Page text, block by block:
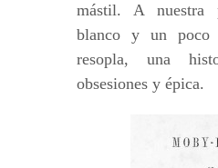
mástil. A nuestra
blanco y un
resopla, una
obsesiones y épica.